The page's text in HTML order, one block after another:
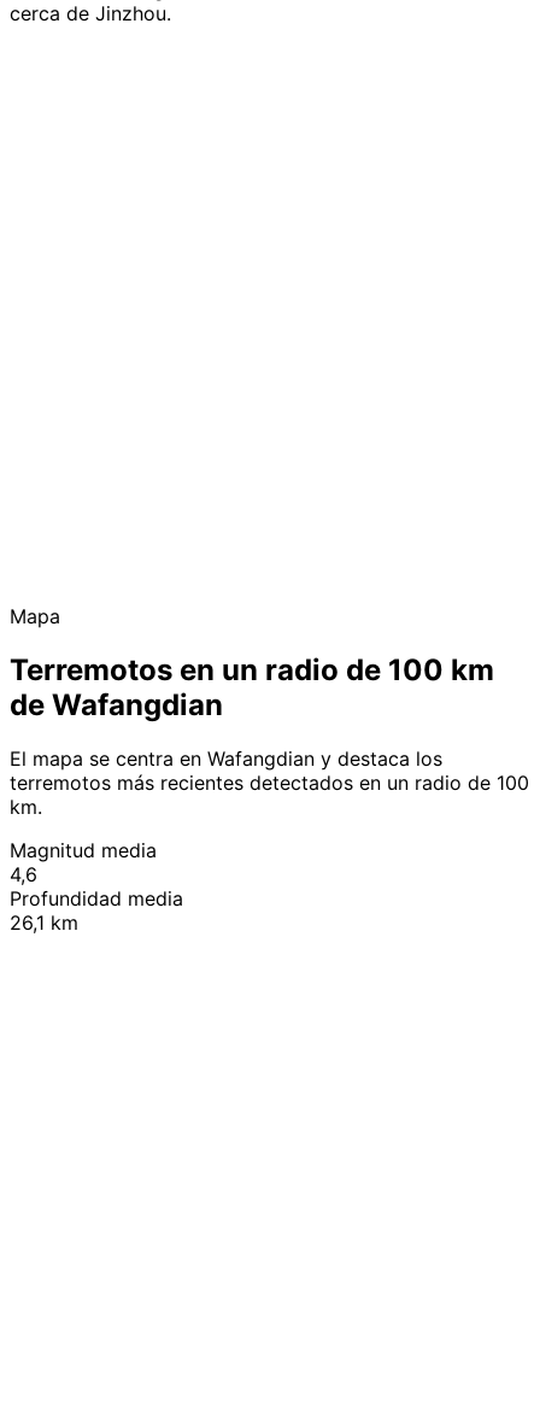
cerca de Jinzhou.
Mapa
Terremotos en un radio de 100 km
de Wafangdian
El mapa se centra en Wafangdian y destaca los
terremotos más recientes detectados en un radio de 100
km.
Magnitud media
4,6
Profundidad media
26,1 km